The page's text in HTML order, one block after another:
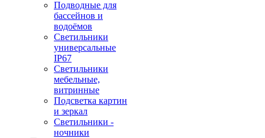
Подводные для
бассейнов и
водоёмов
Светильники
универсальные
IP67
Светильники
мебельные,
витринные
Подсветка картин
и зеркал
Светильники -
ночники